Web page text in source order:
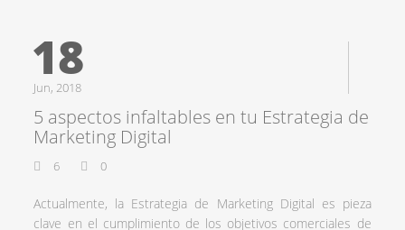
18
Jun, 2018
5 aspectos infaltables en tu Estrategia de
Marketing Digital
6 0
Actualmente, la Estrategia de Marketing Digital es pieza
clave en el cumplimiento de los objetivos comerciales de